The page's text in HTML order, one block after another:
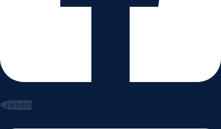
Linkedin